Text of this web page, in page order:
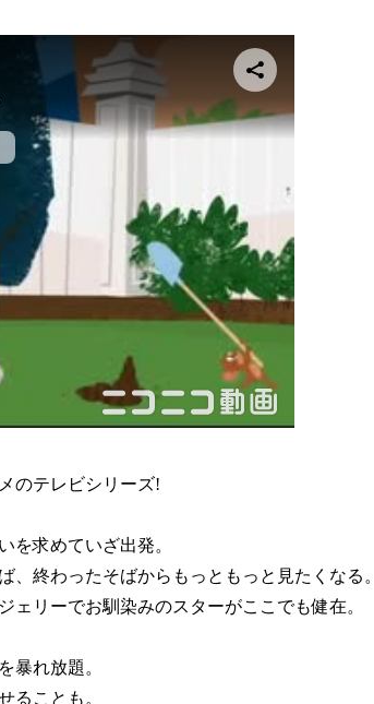
のテレビシリーズ!
を求めていざ出発。
終わったそばからもっともっと見たくなる。
リーでお馴染みのスターがここでも健在。
暴れ放題。
ることも。